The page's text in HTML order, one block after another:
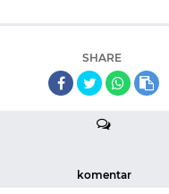
SHARE
komentar